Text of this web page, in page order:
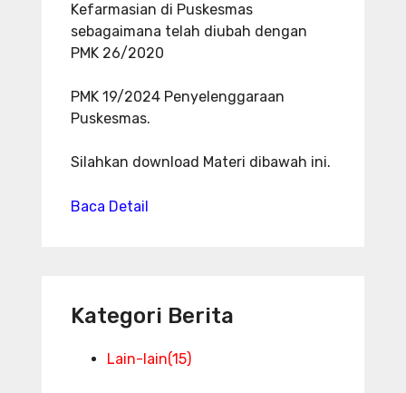
Kefarmasian di Puskesmas
sebagaimana telah diubah dengan
PMK 26/2020
PMK 19/2024 Penyelenggaraan
Puskesmas.
Silahkan download Materi dibawah ini.
Baca Detail
Kategori Berita
Lain-lain(15)